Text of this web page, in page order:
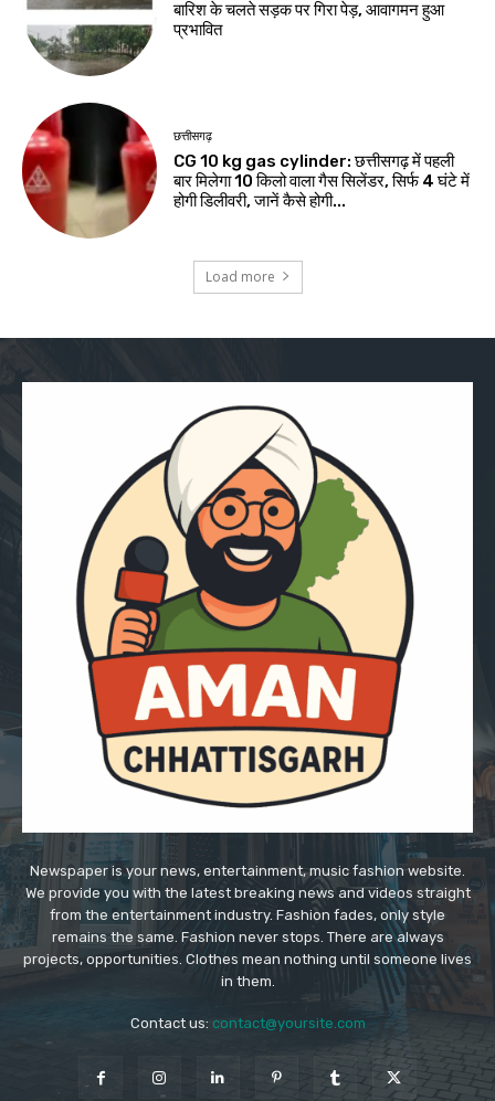
बारिश के चलते सड़क पर गिरा पेड़, आवागमन हुआ
प्रभावित
छत्तीसगढ़
CG 10 kg gas cylinder: छत्तीसगढ़ में पहली
बार मिलेगा 10 किलो वाला गैस सिलेंडर, सिर्फ 4 घंटे में
होगी डिलीवरी, जानें कैसे होगी...
Load more
Newspaper is your news, entertainment, music fashion website.
We provide you with the latest breaking news and videos straight
from the entertainment industry. Fashion fades, only style
remains the same. Fashion never stops. There are always
projects, opportunities. Clothes mean nothing until someone lives
in them.
Contact us: contact@yoursite.com